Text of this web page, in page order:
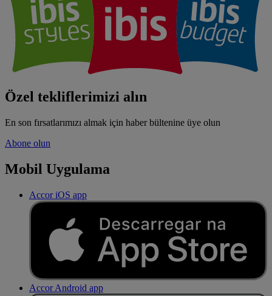
Özel tekliflerimizi alın
En son fırsatlarımızı almak için haber bültenine üye olun
Abone olun
Mobil Uygulama
Accor iOS app
Accor Android app